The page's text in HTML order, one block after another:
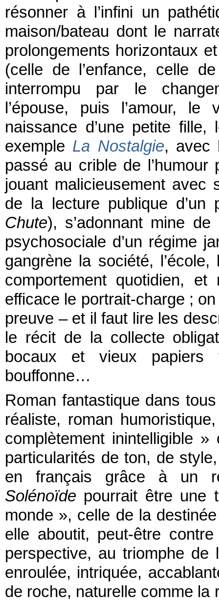
résonner à l’infini un
maison/bateau dont le
prolongements horizontaux
(celle de l’enfance, celle
interrompu par le
l’épouse, puis l’amour,
naissance d’une petite
exemple La Nostalgie, avec
passé au crible de l’humour
jouant malicieusement avec
de la lecture publique d’un
Chute), s’adonnant mine
psychosociale d’un régime
gangrène la société,
comportement quotidien, et
efficace le portrait-charge ;
preuve – et il faut lire les
le récit de la collecte
bocaux et vieux papiers
bouffonne…
Roman fantastique dans
réaliste, roman
complètement inintelligible
particularités de ton, de
en français grâce à un
Solénoïde pourrait être une
monde », celle de la
elle aboutit, peut-être
perspective, au triomphe de
enroulée, intriquée,
de roche, naturelle comme la